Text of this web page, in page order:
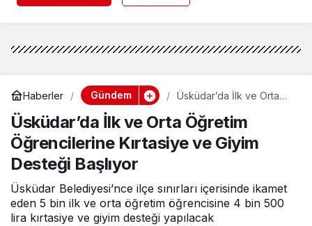
Haberler Gündem
Üsküdar’da İlk ve Orta
Kırtasiye ve Giyim
Desteği Başlıyor
Üsküdar’da İlk ve Orta Öğretim
Öğrencilerine Kırtasiye ve Giyim
Desteği Başlıyor
Üsküdar Belediyesi’nce ilçe sınırları içerisinde ikamet
eden 5 bin ilk ve orta öğretim öğrencisine 4 bin 500
lira kırtasiye ve giyim desteği yapılacak